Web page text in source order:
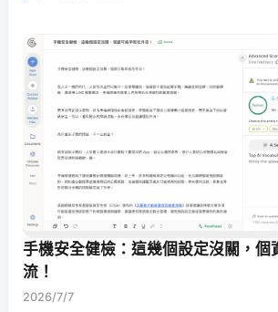
手機安全健檢：這幾個設定沒關，個
流！
2026/7/7